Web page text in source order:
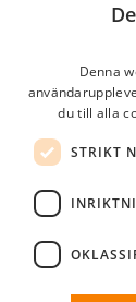
Lösenord
kom ihåg mig
logga in
Kostnadsfri
Denna
du till alla
STRIKT